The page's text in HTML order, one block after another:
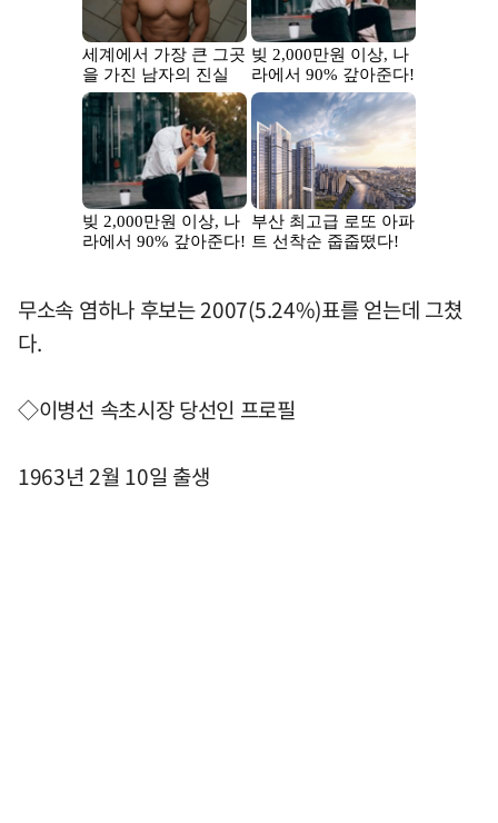
무소속 염하나 후보는 2007(5.24%)표를 얻는데 그쳤
다.
◇이병선 속초시장 당선인 프로필
1963년 2월 10일 출생